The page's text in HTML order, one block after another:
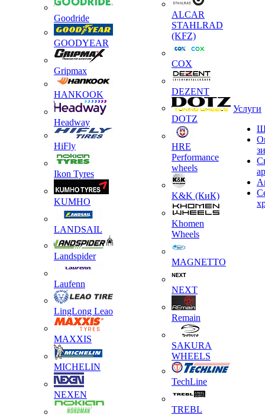
Goodride
GOODYEAR
Gripmax
HANKOOK
Headway
HiFly
Ikon Tyres
KUMHO
LANDSAIL
Landspider
Laufenn
LingLong Leao
MAXXIS
MICHELIN
NEXEN
ALCAR
STAHLRAD
(KFZ)
COX
DEZENT
DOTZ
HRE
Performance
wheels
K&K (КиК)
Khomen
Wheels
MAGNETTO
NEXT
Remain
SAKURA
WHEELS
TechLine
TREBL
Услуги